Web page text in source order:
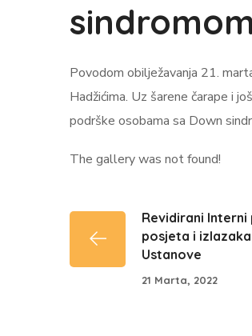
sindromom
Povodom obilježavanja 21.
Hadžićima. Uz šarene čarape i
podrške osobama sa Down
The gallery was not found!
Revidirani Interni
posjeta i
Ustanove
21 Marta, 2022